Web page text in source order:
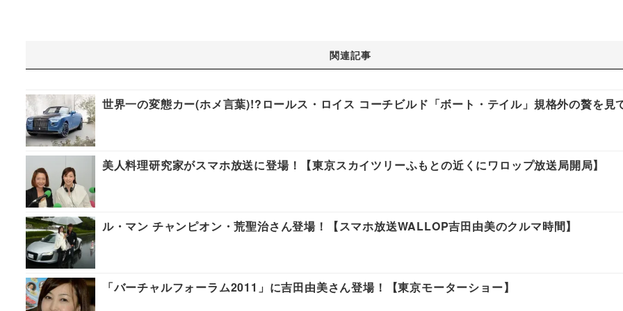
関連記事
世界一の変態カー(ホメ言葉)!?ロールス・ロイス コーチビルド「ボート・テイル」規格外の贅を見
美人料理研究家がスマホ放送に登場！【東京スカイツリーふもとの近くにワロップ放送局開局】
ル・マン チャンピオン・荒聖治さん登場！【スマホ放送WALLOP吉田由美のクルマ時間】
「バーチャルフォーラム2011」に吉田由美さん登場！【東京モーターショー】